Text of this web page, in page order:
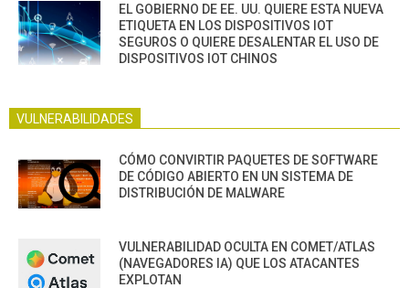
EL GOBIERNO DE EE. UU. QUIERE ESTA NUEVA
ETIQUETA EN LOS DISPOSITIVOS IOT
SEGUROS O QUIERE DESALENTAR EL USO DE
DISPOSITIVOS IOT CHINOS
VULNERABILIDADES
CÓMO CONVIRTIR PAQUETES DE SOFTWARE
DE CÓDIGO ABIERTO EN UN SISTEMA DE
DISTRIBUCIÓN DE MALWARE
VULNERABILIDAD OCULTA EN COMET/ATLAS
(NAVEGADORES IA) QUE LOS ATACANTES
EXPLOTAN